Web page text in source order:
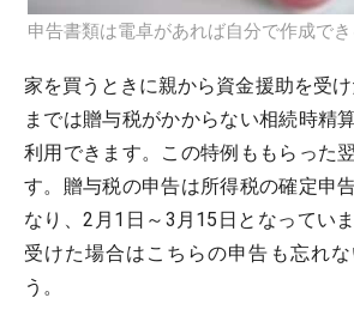
申告書類は電卓があれば自分で作成でき
家を買うときに親から資金援助を受
までは贈与税がかからない相続時精
利用できます。この特例ももらった
す。贈与税の申告は所得税の確定申
なり、2月1日～3月15日となってい
受けた場合はこちらの申告も忘れ
う。